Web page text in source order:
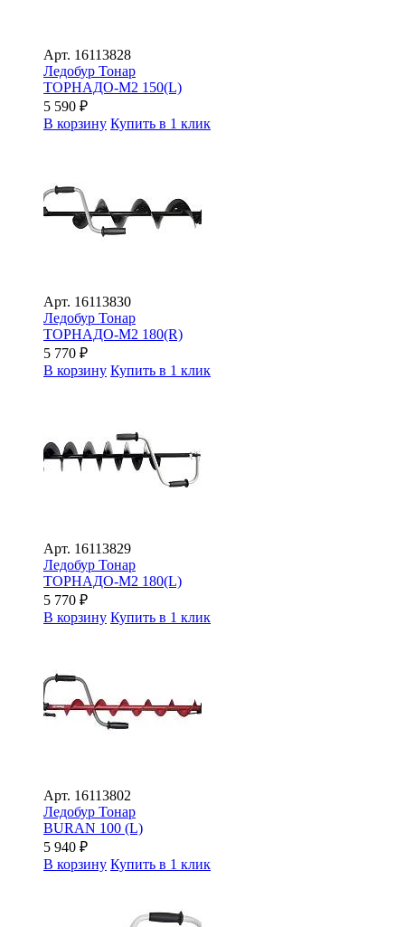
Арт. 16113828
Ледобур Тонар
ТОРНАДО-М2 150(L)
5 590 ₽
В корзину Купить в 1 клик
Арт. 16113830
Ледобур Тонар
ТОРНАДО-М2 180(R)
5 770 ₽
В корзину Купить в 1 клик
Арт. 16113829
Ледобур Тонар
ТОРНАДО-М2 180(L)
5 770 ₽
В корзину Купить в 1 клик
Арт. 16113802
Ледобур Тонар
BURAN 100 (L)
5 940 ₽
В корзину Купить в 1 клик